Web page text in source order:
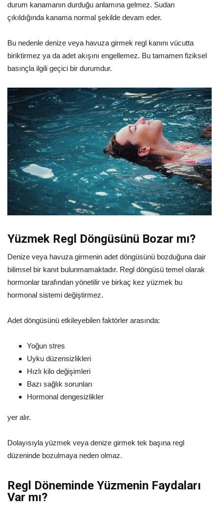
durum kanamanın durduğu anlamına gelmez. Sudan
çıkıldığında kanama normal şekilde devam eder.
Bu nedenle denize veya havuza girmek regl kanını vücutta
biriktirmez ya da adet akışını engellemez. Bu tamamen fiziksel
basınçla ilgili geçici bir durumdur.
Yüzmek Regl Döngüsünü Bozar mı?
Denize veya havuza girmenin adet döngüsünü bozduğuna dair
bilimsel bir kanıt bulunmamaktadır. Regl döngüsü temel olarak
hormonlar tarafından yönetilir ve birkaç kez yüzmek bu
hormonal sistemi değiştirmez.
Adet döngüsünü etkileyebilen faktörler arasında:
Yoğun stres
Uyku düzensizlikleri
Hızlı kilo değişimleri
Bazı sağlık sorunları
Hormonal dengesizlikler
yer alır.
Dolayısıyla yüzmek veya denize girmek tek başına regl
düzeninde bozulmaya neden olmaz.
Regl Döneminde Yüzmenin Faydaları
Var mı?